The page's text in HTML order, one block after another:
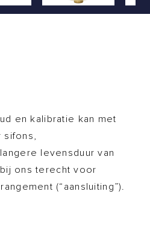
en kalibratie kan met
levensduur van
ons terecht voor
(“aansluiting”).